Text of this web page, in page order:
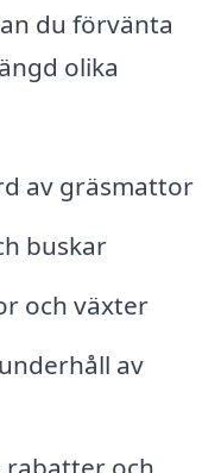
du förvänta
olika
av gräsmattor
buskar
och växter
av